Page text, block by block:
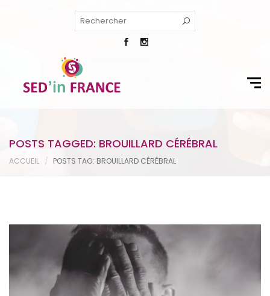
POSTS TAGGED: BROUILLARD CÉRÉBRAL
ACCUEIL POSTS TAG: BROUILLARD CÉRÉBRAL